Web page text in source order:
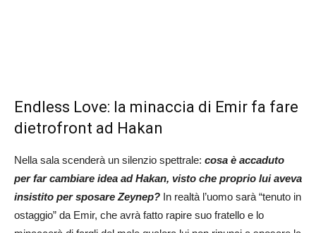
Endless Love: la minaccia di Emir fa fare
dietrofront ad Hakan
Nella sala scenderà un silenzio spettrale: cosa è accaduto
per far cambiare idea ad Hakan, visto che proprio lui aveva
insistito per sposare Zeynep? In realtà l’uomo sarà “tenuto in
ostaggio” da Emir, che avrà fatto rapire suo fratello e lo